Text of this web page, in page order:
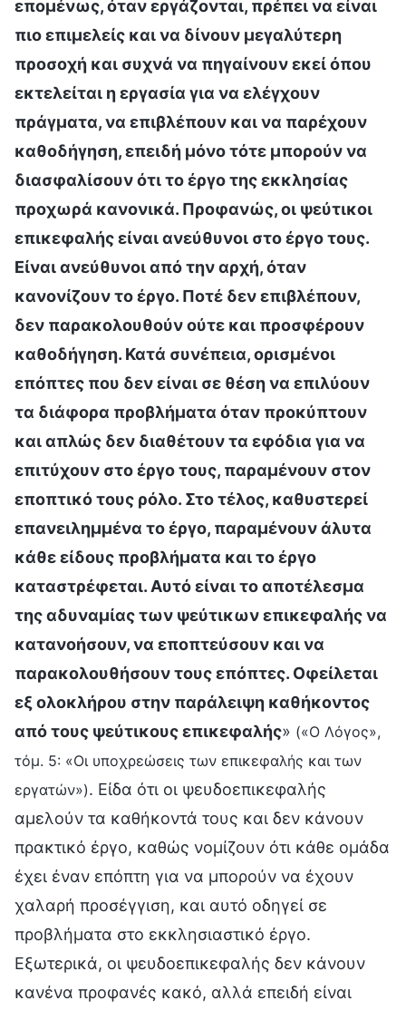
επομένως, όταν εργάζονται, πρέπει να είναι
πιο επιμελείς και να δίνουν μεγαλύτερη
προσοχή και συχνά να πηγαίνουν εκεί όπου
εκτελείται η εργασία για να ελέγχουν
πράγματα, να επιβλέπουν και να παρέχουν
καθοδήγηση, επειδή μόνο τότε μπορούν να
διασφαλίσουν ότι το έργο της εκκλησίας
προχωρά κανονικά. Προφανώς, οι ψεύτικοι
επικεφαλής είναι ανεύθυνοι στο έργο τους.
Είναι ανεύθυνοι από την αρχή, όταν
κανονίζουν το έργο. Ποτέ δεν επιβλέπουν,
δεν παρακολουθούν ούτε και προσφέρουν
καθοδήγηση. Κατά συνέπεια, ορισμένοι
επόπτες που δεν είναι σε θέση να επιλύουν
τα διάφορα προβλήματα όταν προκύπτουν
και απλώς δεν διαθέτουν τα εφόδια για να
επιτύχουν στο έργο τους, παραμένουν στον
εποπτικό τους ρόλο. Στο τέλος, καθυστερεί
επανειλημμένα το έργο, παραμένουν άλυτα
κάθε είδους προβλήματα και το έργο
καταστρέφεται. Αυτό είναι το αποτέλεσμα
της αδυναμίας των ψεύτικων επικεφαλής να
κατανοήσουν, να εποπτεύσουν και να
παρακολουθήσουν τους επόπτες. Οφείλεται
εξ ολοκλήρου στην παράλειψη καθήκοντος
από τους ψεύτικους επικεφαλής» («Ο Λόγος»,
τόμ. 5: «Οι υποχρεώσεις των επικεφαλής και των
εργατών»). Είδα ότι οι ψευδοεπικεφαλής
αμελούν τα καθήκοντά τους και δεν κάνουν
πρακτικό έργο, καθώς νομίζουν ότι κάθε ομάδα
έχει έναν επόπτη για να μπορούν να έχουν
χαλαρή προσέγγιση, και αυτό οδηγεί σε
προβλήματα στο εκκλησιαστικό έργο.
Εξωτερικά, οι ψευδοεπικεφαλής δεν κάνουν
κανένα προφανές κακό, αλλά επειδή είναι